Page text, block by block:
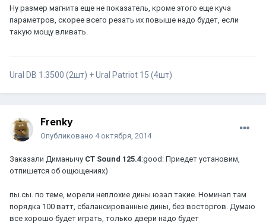
Ну размер магнита еще не показатель, кроме этого еще куча
параметров, скорее всего резать их повыше надо будет, если
такую мощу вливать.
Ural DB 1.3500 (2шт) + Ural Patriot 15 (4шт)
Frenky
Опубликовано 4 октября, 2014
Заказали Диманычу CT Sound 125.4:good: Приедет установим,
отпишется об ощющениях)
пы.сы. по теме, морели неплохие дины юзал такие. Номинал там
порядка 100 ватт, сбалансированные дины, без восторгов. Думаю
все хорошо будет играть, только двери надо будет